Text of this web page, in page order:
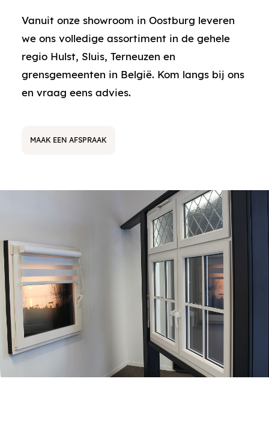
Vanuit onze showroom in Oostburg leveren
we ons volledige assortiment in de gehele
regio Hulst, Sluis, Terneuzen en
grensgemeenten in België. Kom langs bij ons
en vraag eens advies.
MAAK EEN AFSPRAAK